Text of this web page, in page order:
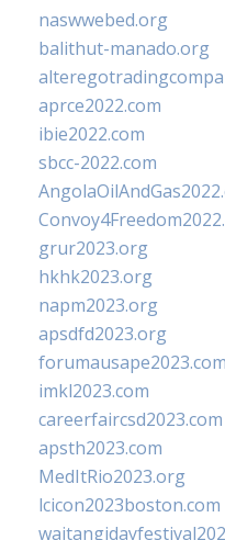
naswwebed.org
balithut-manado.org
aprce2022.com
ibie2022.com
sbcc-2022.com
grur2023.org
hkhk2023.org
napm2023.org
apsdfd2023.org
forumausape2023.com
imkl2023.com
careerfaircsd2023.com
apsth2023.com
MedItRio2023.org
lcicon2023boston.com